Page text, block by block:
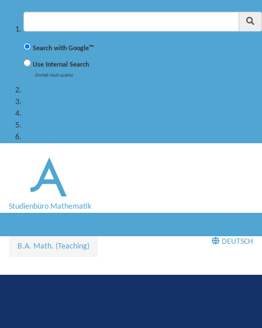
Search with Google™
Use Internal Search
(limited result quality)
Studienbüro Mathematik
B.A. Math. (Teaching)
DEUTSCH